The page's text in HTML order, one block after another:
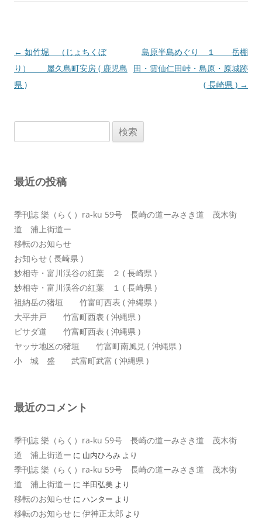
投
稿
ナ
ン
← 如竹堀 （じょちくぼ
り） 屋久島町安房 ( 鹿児島
県 )
島原半島めぐり １ 岳棚
田・雲仙仁田峠・島原・原城跡
( 長崎県 ) →
索:
最近の投稿
季刊誌 樂（らく）ra-ku 59号 長崎の道ーみさき道 茂木街
道 浦上街道ー
移転のお知らせ
お知らせ ( 長崎県 )
妙相寺・富川渓谷の紅葉 ２ ( 長崎県 )
妙相寺・富川渓谷の紅葉 １ ( 長崎県 )
祖納岳の猪垣 竹富町西表 ( 沖縄県 )
大平井戸 竹富町西表 ( 沖縄県 )
ピサダ道 竹富町西表 ( 沖縄県 )
ヤッサ地区の猪垣 竹富町南風見 ( 沖縄県 )
小 城 盛 武富町武富 ( 沖縄県 )
最近のコメント
季刊誌 樂（らく）ra-ku 59号 長崎の道ーみさき道 茂木街
道 浦上街道ー に 山内ひろみ より
季刊誌 樂（らく）ra-ku 59号 長崎の道ーみさき道 茂木街
道 浦上街道ー に 半田弘美 より
移転のお知らせ に ハンター より
移転のお知らせ に 伊神正太郎 より